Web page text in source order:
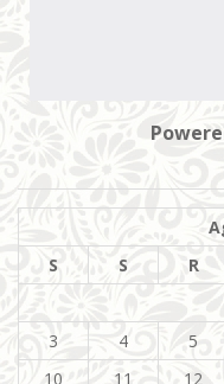
S
S R
3
4 5
10
11 12